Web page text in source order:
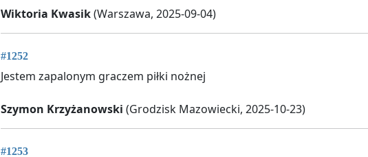
Wiktoria Kwasik(Warszawa, 2025-09-04)
#1252
Jestem zapalonym graczem piłki nożnej
Szymon Krzyżanowski (Grodzisk Mazowiecki, 2025-10-23)
#1253